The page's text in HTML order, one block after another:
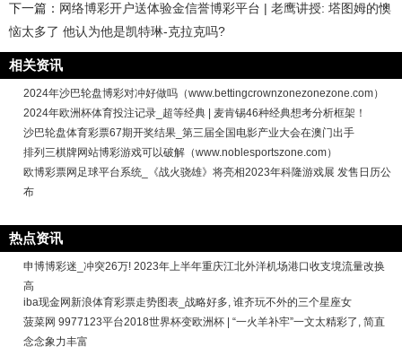
下一篇： 网络博彩开户送体验金信誉博彩平台 | 老鹰讲授: 塔图姆的懊
恼太多了 他认为他是凯特琳-克拉克吗?
相关资讯
2024年沙巴轮盘博彩对冲好做吗（www.bettingcrownzonezonezone.com）
2024年欧洲杯体育投注记录_超等经典 | 麦肯锡46种经典想考分析框架！
沙巴轮盘体育彩票67期开奖结果_第三届全国电影产业大会在澳门出手
排列三棋牌网站博彩游戏可以破解（www.noblesportszone.com）
欧博彩票网足球平台系统_《战火骁雄》将亮相2023年科隆游戏展 发售日历公
布
热点资讯
申博博彩迷_冲突26万! 2023年上半年重庆江北外洋机场港口收支境流量改换
高
iba现金网新浪体育彩票走势图表_战略好多, 谁齐玩不外的三个星座女
菠菜网 9977123平台2018世界杯变欧洲杯 | “一火羊补牢”一文太精彩了, 简直
念念象力丰富